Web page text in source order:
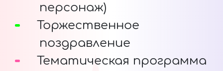
персонаж)
Торжественное
поздравление
Тематическая программа